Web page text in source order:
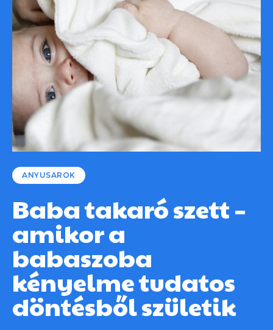
ANYUSAROK
Baba takaró szett –
amikor a
babaszoba
kényelme tudatos
döntésből születik